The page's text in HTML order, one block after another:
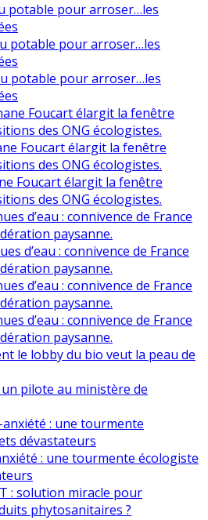
potable pour arroser…les
potable pour arroser…les
potable pour arroser…les
Foucart élargit la fenêtre
des ONG écologistes.
Foucart élargit la fenêtre
des ONG écologistes.
Foucart élargit la fenêtre
des ONG écologistes.
d’eau : connivence de France
paysanne.
d’eau : connivence de France
paysanne.
d’eau : connivence de France
paysanne.
d’eau : connivence de France
paysanne.
le lobby du bio veut la peau de
pilote au ministère de
anxiété : une tourmente
dévastateurs
: une tourmente écologiste
: solution miracle pour
phytosanitaires ?